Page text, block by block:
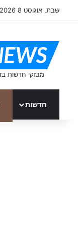
שבת, אוגוסט 8 2026
חדשות